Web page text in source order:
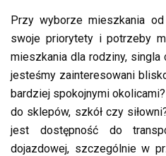
Przy wyborze mieszkania
swoje priorytety i potrzeby
mieszkania dla rodziny,
jesteśmy zainteresowani
bardziej spokojnymi
do sklepów, szkół czy
jest dostępność do
dojazdowej, szczególnie w